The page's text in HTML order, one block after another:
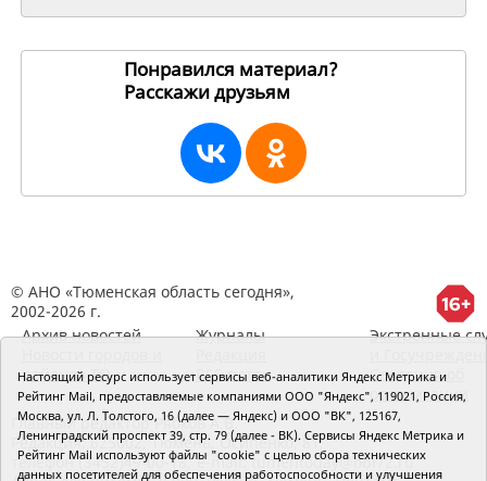
Понравился материал?
Расскажи друзьям
© АНО «Тюменская область сегодня»,
2002-2026 г.
Архив новостей
районов ТО
Журналы
RSS поток
Экстренные
Сведения об
организации
Главный редактор Рябков А.В.
Редакция: 625002, Тюмень, Осипенко, 81,
телефон (3452)49-00-18, e-mail: tumentoday@obl72.ru
Настоящий ресурс использует сервисы веб-аналитики Яндекс Метрика и
Рейтинг Mail, предоставляемые компаниями ООО "Яндекс", 119021, Россия,
Москва, ул. Л. Толстого, 16 (далее — Яндекс) и ООО "ВК", 125167,
Ленинградский проспект 39, стр. 79 (далее - ВК). Сервисы Яндекс Метрика и
Рейтинг Mail используют файлы "cookie" с целью сбора технических
данных посетителей для обеспечения работоспособности и улучшения